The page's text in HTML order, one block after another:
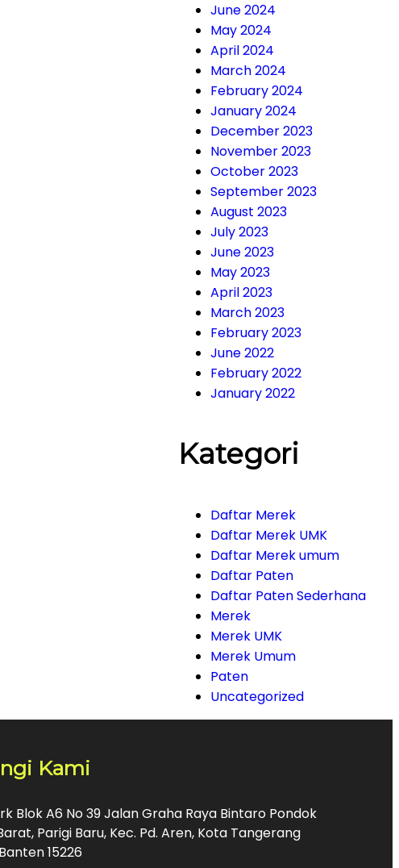
June 2024
May 2024
April 2024
March 2024
February 2024
January 2024
December 2023
November 2023
October 2023
September 2023
August 2023
July 2023
June 2023
May 2023
April 2023
March 2023
February 2023
June 2022
February 2022
January 2022
Kategori
Daftar Merek
Daftar Merek UMK
Daftar Merek umum
Daftar Paten
Daftar Paten Sederhana
Merek
Merek UMK
Merek Umum
Paten
Uncategorized
Kami
Blok A6 No 39 Jalan Graha Raya Bintaro Pondok
Parigi Baru, Kec. Pd. Aren, Kota Tangerang
15226